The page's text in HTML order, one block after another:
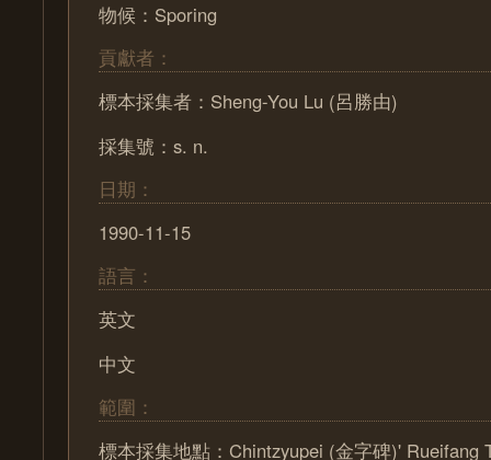
物候：Sporing
貢獻者：
標本採集者：Sheng-You Lu (呂勝由)
採集號：s. n.
日期：
1990-11-15
語言：
英文
中文
範圍：
標本採集地點：Chintzyupei (金字碑)' Rueifang